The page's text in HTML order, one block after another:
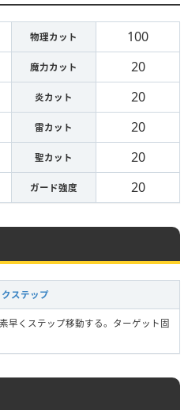
物理カット 100
魔力カット 20
炎カット 20
雷カット 20
聖カット 20
ガード強度 20
ステップ
早くステップ移動する。ターゲット固